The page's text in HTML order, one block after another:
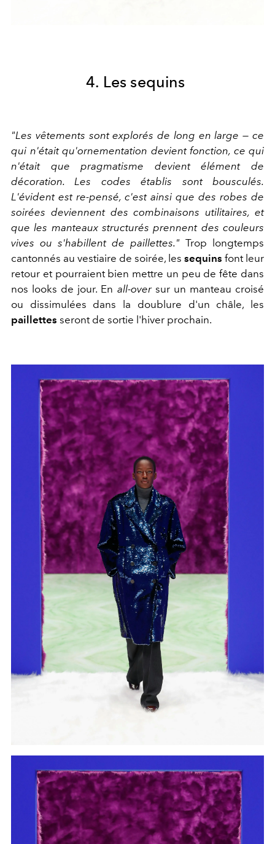
4. Les sequins
"Les vêtements sont explorés de long en large — ce
qui n'était qu'ornementation devient fonction, ce qui
n'était que pragmatisme devient élément de
décoration. Les codes établis sont bousculés.
L'évident est re-pensé, c'est ainsi que des robes de
soirées deviennent des combinaisons utilitaires, et
que les manteaux structurés prennent des couleurs
vives ou s'habillent de paillettes." Trop longtemps
cantonnés au vestiaire de soirée, les sequins font leur
retour et pourraient bien mettre un peu de fête dans
nos looks de jour. En all-oversur un manteau croisé
ou dissimulées dans la doublure d'un châle, les
paillettes seront de sortie l'hiver prochain.